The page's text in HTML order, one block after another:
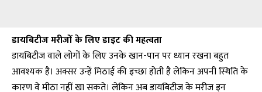
डायबिटीज मरीजों के लिए डाइट की महत्वता
डायबिटीज वाले लोगों के लिए उनके खान-पान पर ध्यान रखना बहुत
आवश्यक है। अक्सर उन्हें मिठाई की इच्छा होती है लेकिन अपनी स्थिति के
कारण वे मीठा नहीं खा सकते। लेकिन अब डायबिटीज के मरीज इन